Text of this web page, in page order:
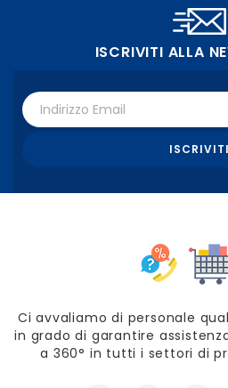
ISCRIVITI ALLA
Ci avvaliamo di personale
in grado di garantire
a 360° in tutti i settori di